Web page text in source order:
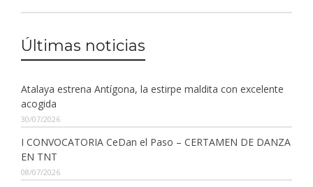
Últimas noticias
Atalaya estrena Antígona, la estirpe maldita con excelente
acogida
30/07/2026
I CONVOCATORIA CeDan el Paso – CERTAMEN DE DANZA
EN TNT
08/07/2026